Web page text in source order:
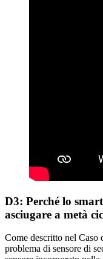
D3: Perché lo
asciugare a metà
Come descritto nel Caso
problema di sensore di